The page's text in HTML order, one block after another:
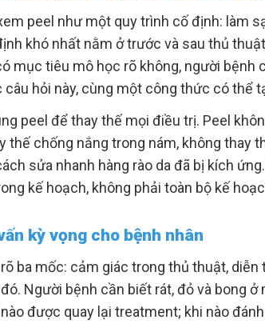
peel như một quy trình cố định: làm
khó nhất nằm ở trước và sau thủ
mục tiêu mô học rõ không, người bệnh
câu hỏi này, cùng một công thức có thể
peel để thay thế mọi điều trị. Peel
thế chống nắng trong nám, không thay
sửa nhanh hàng rào da đã bị kích
kế hoạch, không phải toàn bộ kế
kỳ vọng cho bệnh nhân
ba mốc: cảm giác trong thủ thuật,
Người bệnh cần biết rát, đỏ và bong ở
được quay lại treatment; khi nào